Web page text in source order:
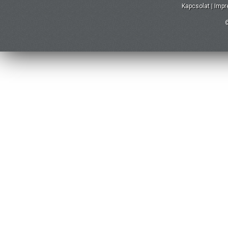
Kapcsolat |